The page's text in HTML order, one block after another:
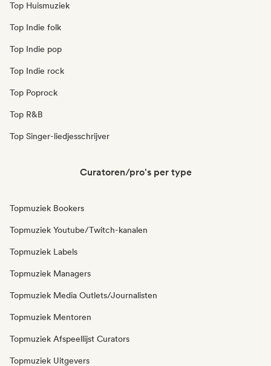
Top Huismuziek
Top Indie folk
Top Indie pop
Top Indie rock
Top Poprock
Top R&B
Top Singer-liedjesschrijver
Curatoren/pro's per type
Topmuziek Bookers
Topmuziek Youtube/Twitch-kanalen
Topmuziek Labels
Topmuziek Managers
Topmuziek Media Outlets/Journalisten
Topmuziek Mentoren
Topmuziek Afspeellijst Curators
Topmuziek Uitgevers